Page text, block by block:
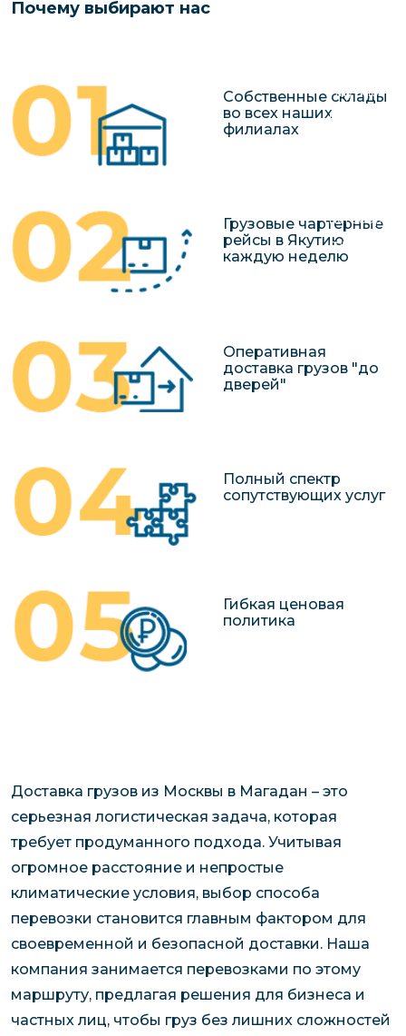
Якутию
грузов в
Почему выбирают нас
Собственные склады
во всех наших
филиалах
Грузовые чартерные
рейсы в Якутию
каждую неделю
Оперативная
доставка грузов "до
дверей"
Полный спектр
сопутствующих услуг
Гибкая ценовая
политика
Доставка грузов из Москвы в Магадан – это
серьезная логистическая задача, которая
требует продуманного подхода. Учитывая
огромное расстояние и непростые
климатические условия, выбор способа
перевозки становится главным фактором для
своевременной и безопасной доставки. Наша
компания занимается перевозками по этому
маршруту, предлагая решения для бизнеса и
частных лиц, чтобы груз без лишних сложностей